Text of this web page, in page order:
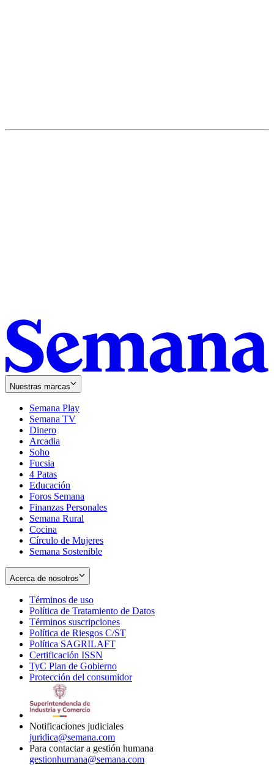
Nuestras marcas
Semana Play
Semana TV
Dinero
Arcadia
Soho
in
new
window
Fucsia
in
new
window
4 Patas
Educación
Foros Semana
Finanzas Personales
Semana Rural
Cocina
Círculo de Mujeres
Semana Sostenible
Acerca de nosotros
Términos de uso
in
new
window
Política de Tratamiento de Datos
Términos suscripciones
in
Política de Riesgos C/ST
Política SAGRILAFT
new
window
Certificación ISSN
in
new
TyC Plan de Gobierno
in
Protección del consumidorOpens
Notificaciones judiciales
juridica@semana.com
Para contactar a gestión humana
gestionhumana@semana.com